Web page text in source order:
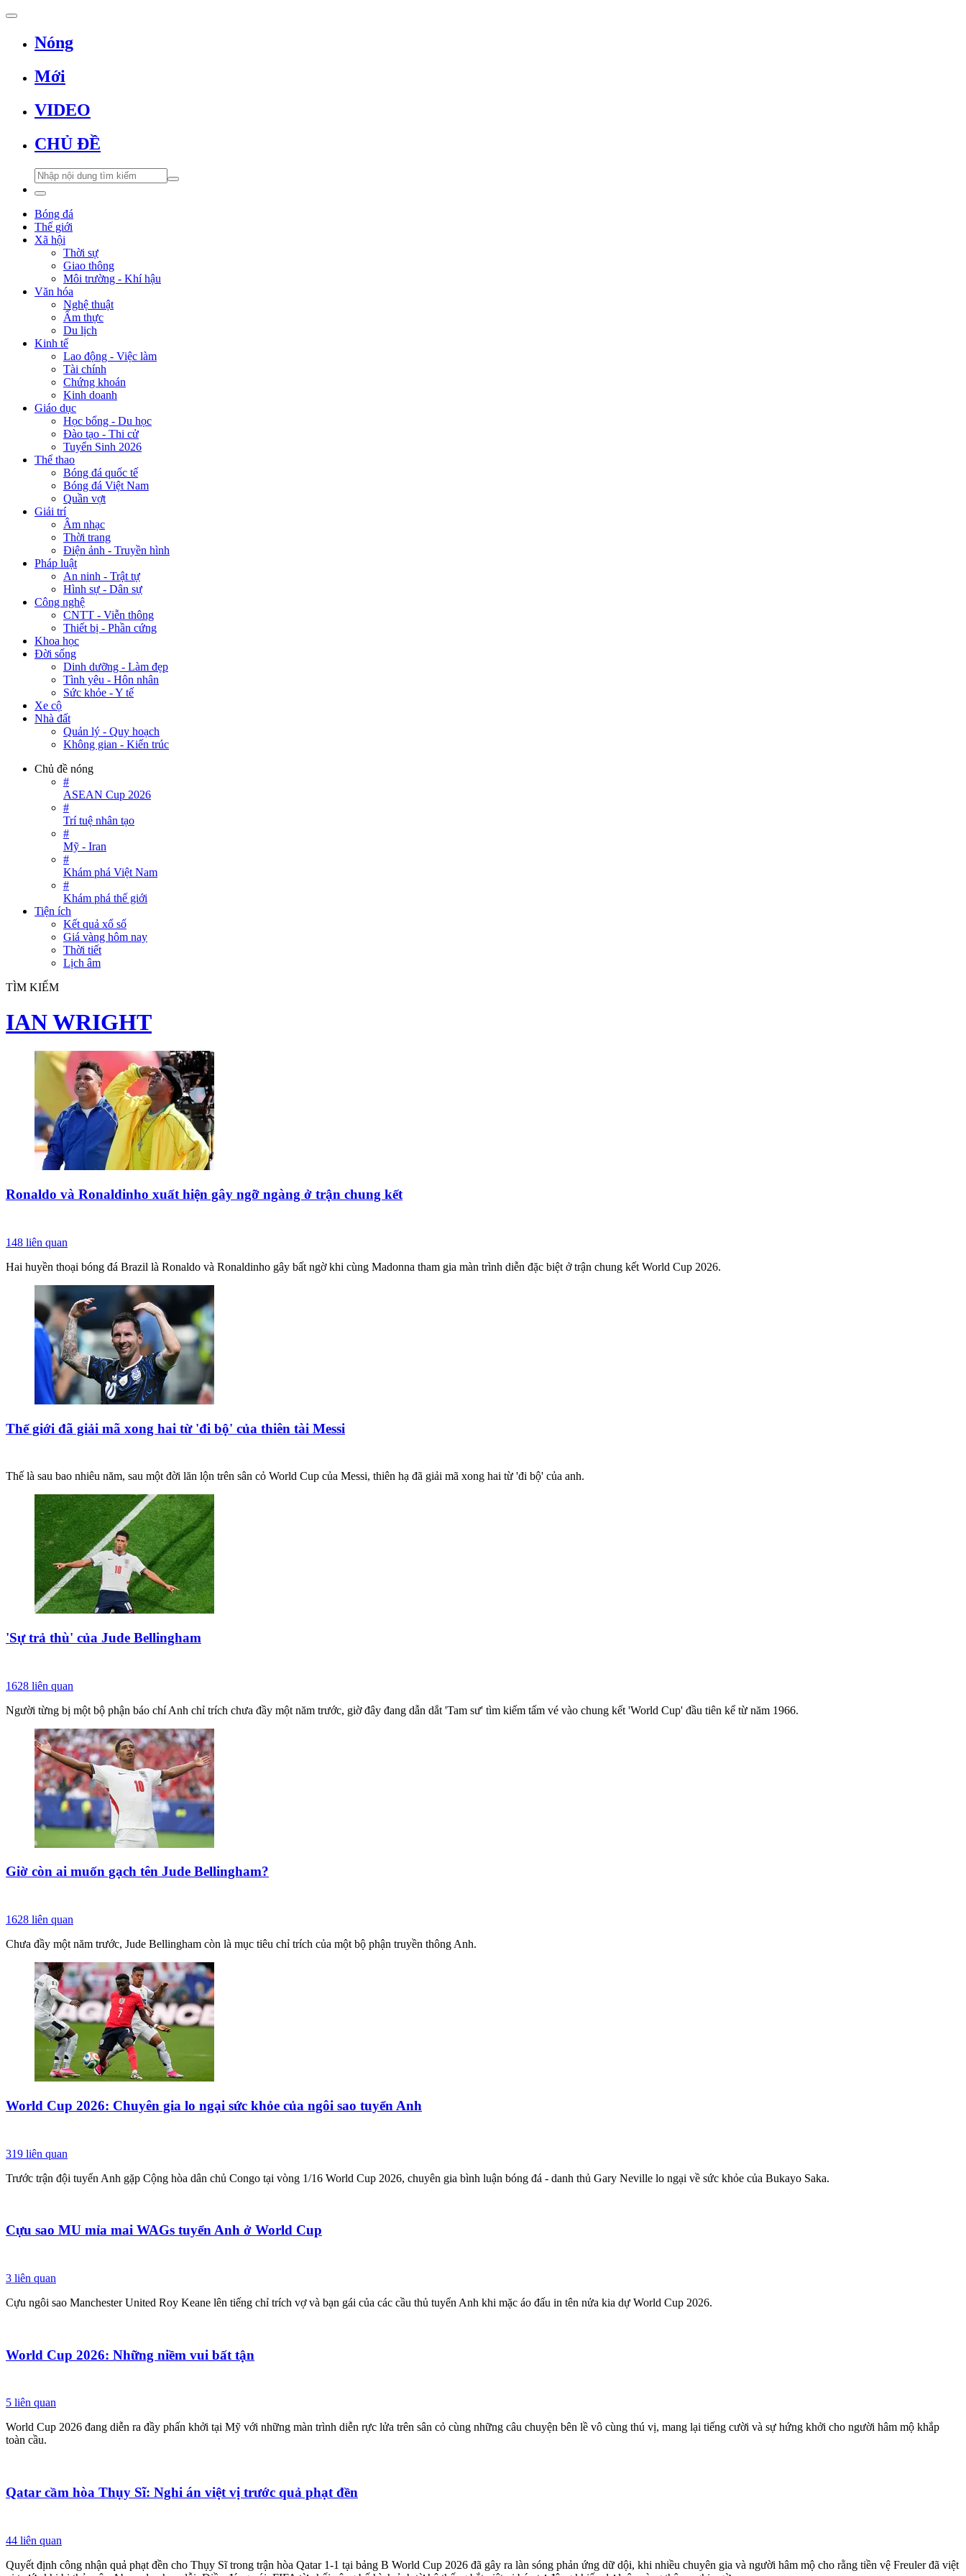
Nóng
Mới
VIDEO
CHỦ ĐỀ
Bóng đá
Thế giới
Xã hội
Thời sự
Giao thông
Môi trường - Khí hậu
Văn hóa
Nghệ thuật
Ẩm thực
Du lịch
Kinh tế
Lao động - Việc làm
Tài chính
Chứng khoán
Kinh doanh
Giáo dục
Học bổng - Du học
Đào tạo - Thi cử
Tuyển Sinh 2026
Thể thao
Bóng đá quốc tế
Bóng đá Việt Nam
Quần vợt
Giải trí
Âm nhạc
Thời trang
Điện ảnh - Truyền hình
Pháp luật
An ninh - Trật tự
Hình sự - Dân sự
Công nghệ
CNTT - Viễn thông
Thiết bị - Phần cứng
Khoa học
Đời sống
Dinh dưỡng - Làm đẹp
Tình yêu - Hôn nhân
Sức khỏe - Y tế
Xe cộ
Nhà đất
Quản lý - Quy hoạch
Không gian - Kiến trúc
Chủ đề nóng
#
ASEAN Cup 2026
#
Trí tuệ nhân tạo
#
Mỹ - Iran
#
Khám phá Việt Nam
#
Khám phá thế giới
Tiện ích
Kết quả xổ số
Giá vàng hôm nay
Thời tiết
Lịch âm
TÌM KIẾM
IAN WRIGHT
Ronaldo và Ronaldinho xuất hiện gây ngỡ ngàng ở trận chung kết
148 liên quan
Hai huyền thoại bóng đá Brazil là Ronaldo và Ronaldinho gây bất ngờ khi cùng Madonna tham gia màn trình diễn đặc biệt ở trận chung kết World Cup 2026.
Thế giới đã giải mã xong hai từ 'đi bộ' của thiên tài Messi
Thế là sau bao nhiêu năm, sau một đời lăn lộn trên sân cỏ World Cup của Messi, thiên hạ đã giải mã xong hai từ 'đi bộ' của anh.
'Sự trả thù' của Jude Bellingham
1628 liên quan
Người từng bị một bộ phận báo chí Anh chỉ trích chưa đầy một năm trước, giờ đây đang dẫn dắt 'Tam sư' tìm kiếm tấm vé vào chung kết 'World Cup' đầu tiên kể từ năm 1966.
Giờ còn ai muốn gạch tên Jude Bellingham?
1628 liên quan
Chưa đầy một năm trước, Jude Bellingham còn là mục tiêu chỉ trích của một bộ phận truyền thông Anh.
World Cup 2026: Chuyên gia lo ngại sức khỏe của ngôi sao tuyển Anh
319 liên quan
Trước trận đội tuyển Anh gặp Cộng hòa dân chủ Congo tại vòng 1/16 World Cup 2026, chuyên gia bình luận bóng đá - danh thủ Gary Neville lo ngại về sức khỏe của Bukayo Saka.
Cựu sao MU mỉa mai WAGs tuyển Anh ở World Cup
3 liên quan
Cựu ngôi sao Manchester United Roy Keane lên tiếng chỉ trích vợ và bạn gái của các cầu thủ tuyển Anh khi mặc áo đấu in tên nửa kia dự World Cup 2026.
World Cup 2026: Những niềm vui bất tận
5 liên quan
World Cup 2026 đang diễn ra đầy phấn khởi tại Mỹ với những màn trình diễn rực lửa trên sân cỏ cùng những câu chuyện bên lề vô cùng thú vị, mang lại tiếng cười và sự hứng khởi cho người hâm mộ khắp
toàn cầu.
Qatar cầm hòa Thụy Sĩ: Nghi án việt vị trước quả phạt đền
44 liên quan
Quyết định công nhận quả phạt đền cho Thụy Sĩ trong trận hòa Qatar 1-1 tại bảng B World Cup 2026 đã gây ra làn sóng phản ứng dữ dội, khi nhiều chuyên gia và người hâm mộ cho rằng tiền vệ Freuler đã việt